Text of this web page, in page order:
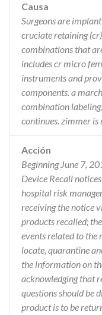
Causa
Surgeons are
cruciate retaining
combinations that
includes cr micro
instruments and
components. a
combination
continues. zimmer is
Acción
Beginning June 7,
Device Recall
hospital risk
receiving the notice
products recalled;
events related to the
locate, quarantine
the information on
acknowledging that
questions should be
product is to be